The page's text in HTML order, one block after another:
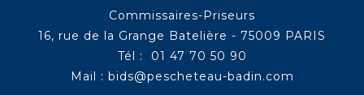
Commissaires-Priseurs
16, rue de la Grange Batelière - 75009 PARIS
Tél : 01 47 70 50 90
Mail : bids@pescheteau-badin.com